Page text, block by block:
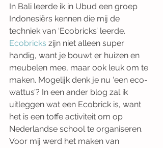
In Bali leerde ik in Ubud een groep
Indonesiërs kennen die mij de
techniek van ‘Ecobricks’ leerde.
Ecobricks zijn niet alleen super
handig, want je bouwt er huizen en
meubelen mee, maar ook leuk om te
maken. Mogelijk denk je nu ‘een eco-
wattus’? In een ander blog zal ik
uitleggen wat een Ecobrick is, want
het is een toffe activiteit om op
Nederlandse school te organiseren.
Voor mij werd het maken van